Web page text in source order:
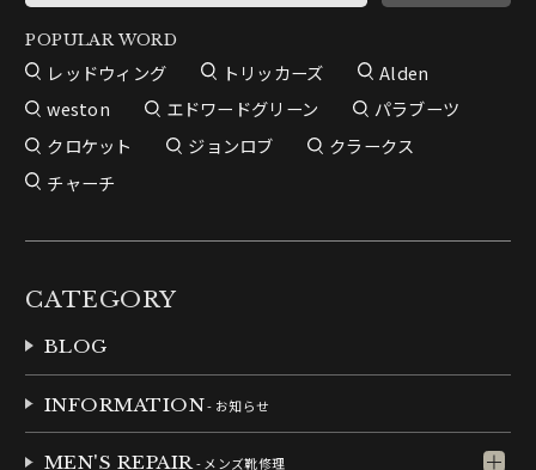
POPULAR WORD
レッドウィング トリッカーズ
Alden
weston
エドワードグリーン
パラブーツ
クロケット
ジョンロブ
クラークス
チャーチ
CATEGORY
BLOG
INFORMATION- お知らせ
MEN'S REPAIR- メンズ靴修理